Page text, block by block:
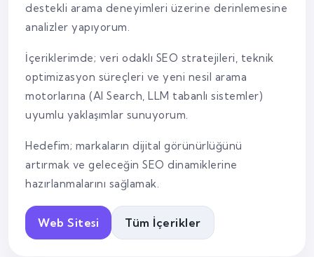
destekli arama deneyimleri üzerine derinlemesine
analizler yapıyorum.
İçeriklerimde; veri odaklı SEO stratejileri, teknik
optimizasyon süreçleri ve yeni nesil arama
motorlarına (AI Search, LLM tabanlı sistemler)
uyumlu yaklaşımlar sunuyorum.
Hedefim; markaların dijital görünürlüğünü
artırmak ve geleceğin SEO dinamiklerine
hazırlanmalarını sağlamak.
Web Sitesi Tüm İçerikler